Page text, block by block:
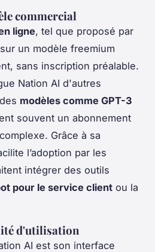
commercial
ligne, tel que proposé par
un modèle freemium
sans inscription préalable.
Nation AI d'autres
modèles comme GPT-3
souvent un abonnement
Grâce à sa
l’adoption par les
intégrer des outils
pour le service client ou la
d'utilisation
AI est son interface